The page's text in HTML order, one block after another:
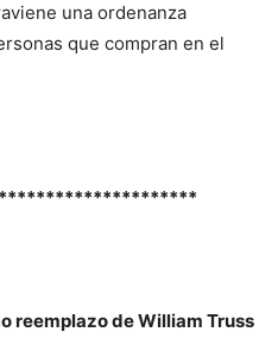
una ordenanza
que compran en el
reemplazo de William Truss